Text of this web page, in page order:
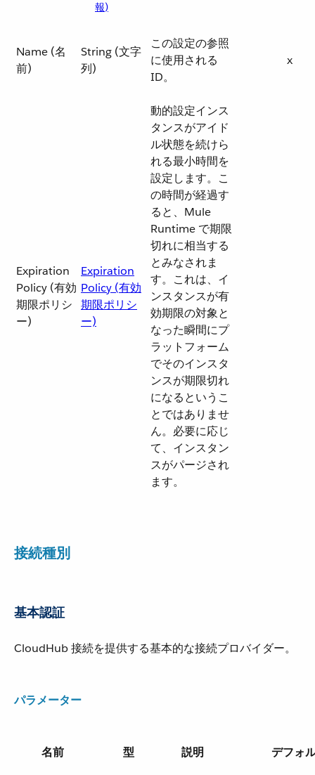
報)
Name (名
前)
String (文字
列)
この設定の参照
に使用される
ID。
x
Expiration
Policy (有効
期限ポリシ
ー)
Expiration
Policy (有効
期限ポリシ
ー)
動的設定インス
タンスがアイド
ル状態を続けら
れる最小時間を
設定します。こ
の時間が経過す
ると、Mule
Runtime で期限
切れに相当する
とみなされま
す。これは、イ
ンスタンスが有
効期限の対象と
なった瞬間にプ
ラットフォーム
でそのインスタ
ンスが期限切れ
になるというこ
とではありませ
ん。必要に応じ
て、インスタン
スがパージされ
ます。
接続種別
基本認証
CloudHub 接続を提供する基本的な接続プロバイダー。
パラメーター
名前 型 説明 デフォ